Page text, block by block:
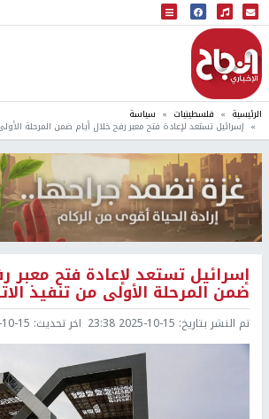
البث المباشر
إذاعة النجاح
الرئيسية فلسطينيات سياسة
إسرائيل تستعد لإعادة فتح معبر رفح خلال أيام ضمن المرحلة
إسرائيل تستعد لإعادة فتح معبر
ضمن المرحلة الأولى من تنفيذ
تم النشر بتاريخ: 2025-10-15 23:38 اخر تحديث: 23:38